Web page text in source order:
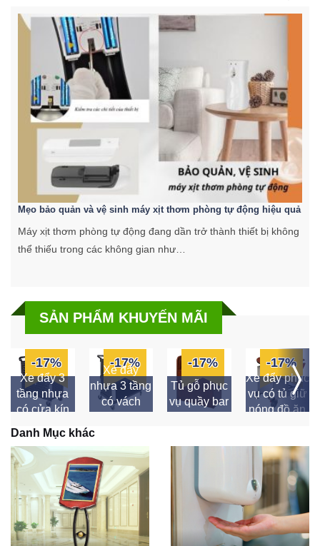
Mẹo bảo quản và vệ sinh máy xịt thơm phòng tự động hiệu quả
Máy xịt thơm phòng tự động đang dần trở thành thiết bị không
thể thiếu trong các không gian như…
SẢN PHẨM KHUYẾN MÃI
-17%
Xe đẩy 3
tầng nhựa
có cửa kín
-17%
Xe đẩy
nhựa 3 tầng
có vách
-17%
Tủ gỗ phục
vụ quầy bar
-17%
Xe đẩy phục
vụ có tủ giữ
nóng đồ ăn
Danh Mục khác